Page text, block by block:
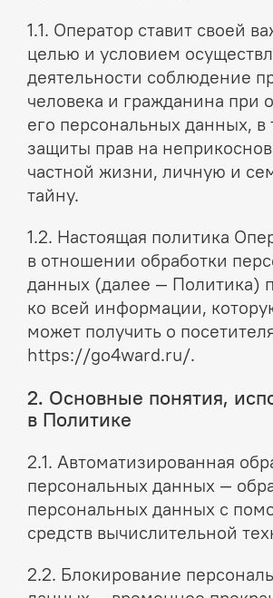
1.1. Оператор ставит своей
целью и условием
деятельности соблюдение
человека и гражданина при
его персональных данных, в
защиты прав на
частной жизни, личную и
тайну.
1.2. Настоящая политика
в отношении обработки
данных (далее — Политика)
ко всей информации,
может получить о
https://go4ward.ru/.
2. Основные понятия,
в Политике
2.1. Автоматизированная
персональных данных —
персональных данных с
средств вычислительной
2.2. Блокирование